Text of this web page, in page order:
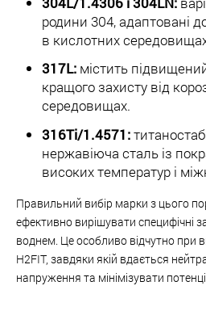
родини 304, адаптовані
в кислотних
317L: містить
кращого захисту від
середовищах.
316Ti/1.4571:
нержавіюча сталь із
високих температур і
Правильний вибір марки з цього
ефективно вирішувати специфічні
воднем. Це особливо відчутно при
H2FIT, завдяки якій вдається
напруження та мінімізувати